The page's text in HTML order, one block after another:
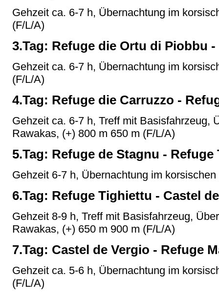
Gehzeit ca. 6-7 h, Übernachtung im
(F/L/A)
3.Tag: Refuge die Ortu di Piobbu
Gehzeit ca. 6-7 h, Übernachtung im
(F/L/A)
4.Tag: Refuge die Carruzzo -
Gehzeit ca. 6-7 h, Treff mit Basisfahrzeug,
Rawakas, (+) 800 m 650 m (F/L/A)
5.Tag: Refuge de Stagnu -
Gehzeit 6-7 h, Übernachtung im
6.Tag: Refuge Tighiettu - Castel
Gehzeit 8-9 h, Treff mit Basisfahrzeug,
Rawakas, (+) 650 m 900 m (F/L/A)
7.Tag: Castel de Vergio - Refuge
Gehzeit ca. 5-6 h, Übernachtung im
(F/L/A)